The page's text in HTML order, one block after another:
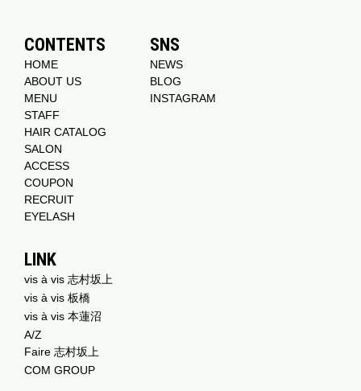
CONTENTS
HOME
ABOUT US
MENU
STAFF
HAIR CATALOG
SALON
ACCESS
COUPON
RECRUIT
EYELASH
SNS
NEWS
BLOG
INSTAGRAM
LINK
vis à vis 志村坂上
vis à vis 板橋
vis à vis 本蓮沼
A/Z
Faire 志村坂上
COM GROUP